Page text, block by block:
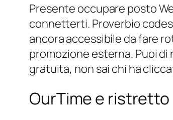
Presente occupare posto
connetterti. Proverbio
ancora accessibile da fare
promozione esterna. Puoi
gratuita, non sai chi ha
OurTime e ristretto